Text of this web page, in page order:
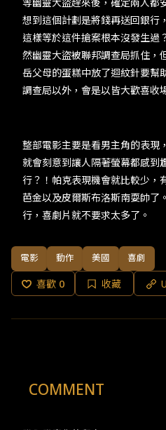
想到這個計劃是將錢再送回銀行
這樣等於這件搶案根本沒發生過
然幽靈大盜被聯邦調查局抓住，
岳父母的蛋糕中放了迴紋針要幫
調查局以外，會是以皆大歡喜收
整部電影主要是看男主角的表現
就會刻意到讓人隔著螢幕都感到
行？！帕克表現機會就比較少，
芭金以及皮爾斯布洛斯南耍帥了
行，喜劇片就不要求太多了。
電影 動作 美國 喜劇
喜歡 0 收藏
COMMENT